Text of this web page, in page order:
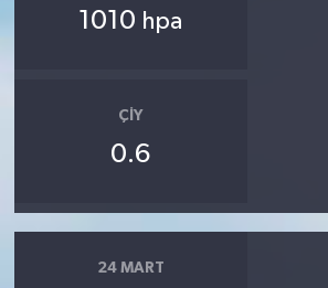
1010 hpa
ÇIY
0.6
24 MART